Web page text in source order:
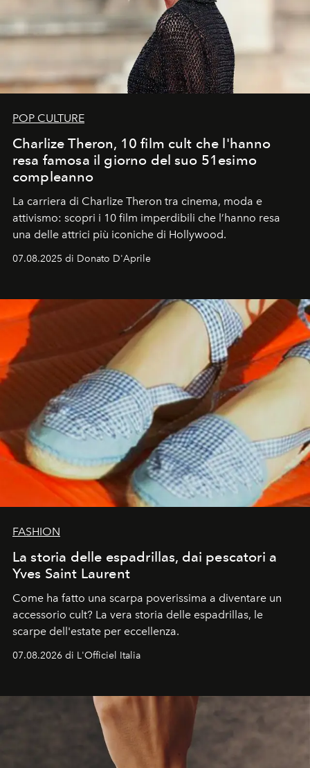
POP CULTURE
Charlize Theron, 10 film cult che l'hanno
resa famosa il giorno del suo 51esimo
compleanno
La carriera di Charlize Theron tra cinema, moda e
attivismo: scopri i 10 film imperdibili che l’hanno resa
una delle attrici più iconiche di Hollywood.
07.08.2025 di Donato D'Aprile
FASHION
La storia delle espadrillas, dai pescatori a
Yves Saint Laurent
Come ha fatto una scarpa poverissima a diventare un
accessorio cult? La vera storia delle espadrillas, le
scarpe dell'estate per eccellenza.
07.08.2026 di L'Officiel Italia